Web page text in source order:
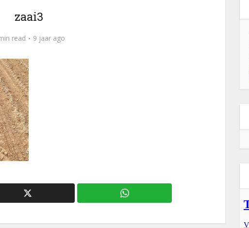
zaai3
read 9 jaar ago